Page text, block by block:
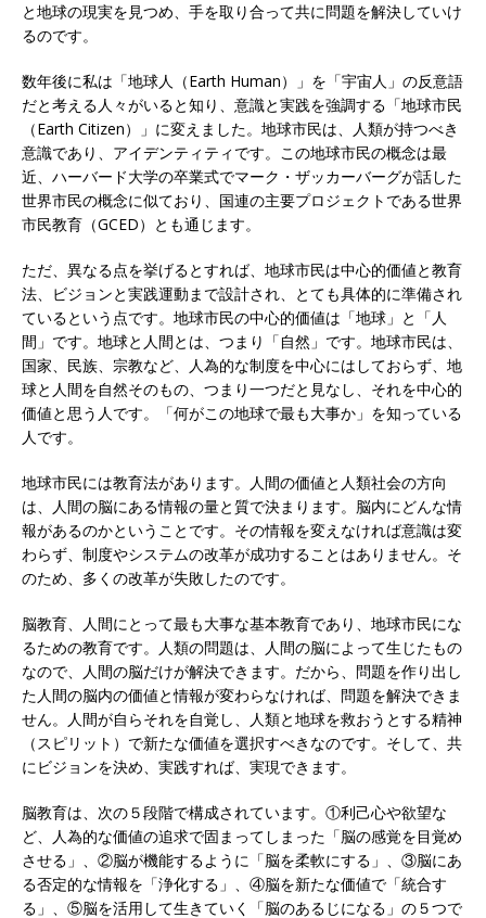
と地球の現実を見つめ、手を取り合って共に問題を解決していけ
るのです。
数年後に私は「地球人（Earth Human）」を「宇宙人」の反意語
だと考える人々がいると知り、意識と実践を強調する「地球市民
（Earth Citizen）」に変えました。地球市民は、人類が持つべき
意識であり、アイデンティティです。この地球市民の概念は最
近、ハーバード大学の卒業式でマーク・ザッカーバーグが話した
世界市民の概念に似ており、国連の主要プロジェクトである世界
市民教育（GCED）とも通じます。
ただ、異なる点を挙げるとすれば、地球市民は中心的価値と教育
法、ビジョンと実践運動まで設計され、とても具体的に準備され
ているという点です。地球市民の中心的価値は「地球」と「人
間」です。地球と人間とは、つまり「自然」です。地球市民は、
国家、民族、宗教など、人為的な制度を中心にはしておらず、地
球と人間を自然そのもの、つまり一つだと見なし、それを中心的
価値と思う人です。「何がこの地球で最も大事か」を知っている
人です。
地球市民には教育法があります。人間の価値と人類社会の方向
は、人間の脳にある情報の量と質で決まります。脳内にどんな情
報があるのかということです。その情報を変えなければ意識は変
わらず、制度やシステムの改革が成功することはありません。そ
のため、多くの改革が失敗したのです。
脳教育、人間にとって最も大事な基本教育であり、地球市民にな
るための教育です。人類の問題は、人間の脳によって生じたもの
なので、人間の脳だけが解決できます。だから、問題を作り出し
た人間の脳内の価値と情報が変わらなければ、問題を解決できま
せん。人間が自らそれを自覚し、人類と地球を救おうとする精神
（スピリット）で新たな価値を選択すべきなのです。そして、共
にビジョンを決め、実践すれば、実現できます。
脳教育は、次の５段階で構成されています。①利己心や欲望な
ど、人為的な価値の追求で固まってしまった「脳の感覚を目覚め
させる」、②脳が機能するように「脳を柔軟にする」、③脳にあ
る否定的な情報を「浄化する」、④脳を新たな価値で「統合す
る」、⑤脳を活用して生きていく「脳のあるじになる」の５つで